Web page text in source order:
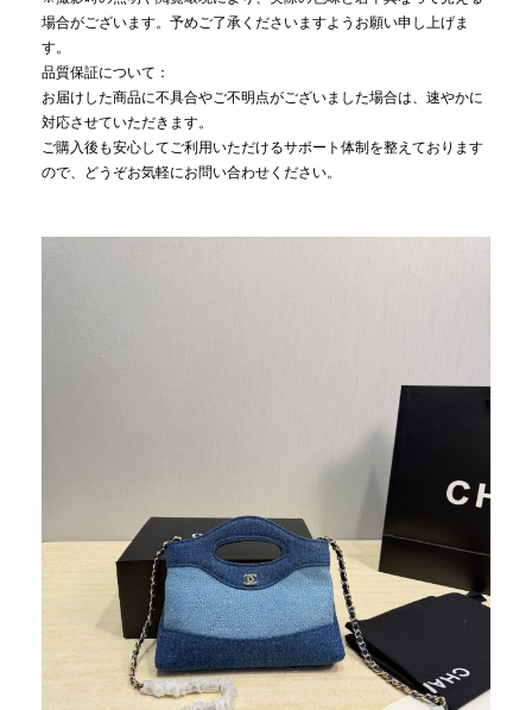
場合がございます。予めご了承くださいますようお願い申し上げま
す。
品質保証について：
お届けした商品に不具合やご不明点がございました場合は、速やかに
対応させていただきます。
ご購入後も安心してご利用いただけるサポート体制を整えております
ので、どうぞお気軽にお問い合わせください。